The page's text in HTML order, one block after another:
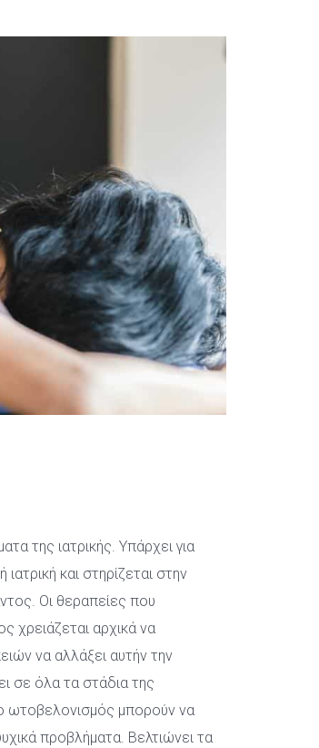
της ιατρικής. Υπάρχει για
και στηρίζεται στην
Οι θεραπείες που
χρειάζεται αρχικά να
να αλλάξει αυτήν την
σε όλα τα στάδια της
ωτοβελονισμός μπορούν να
προβλήματα. Βελτιώνει τα